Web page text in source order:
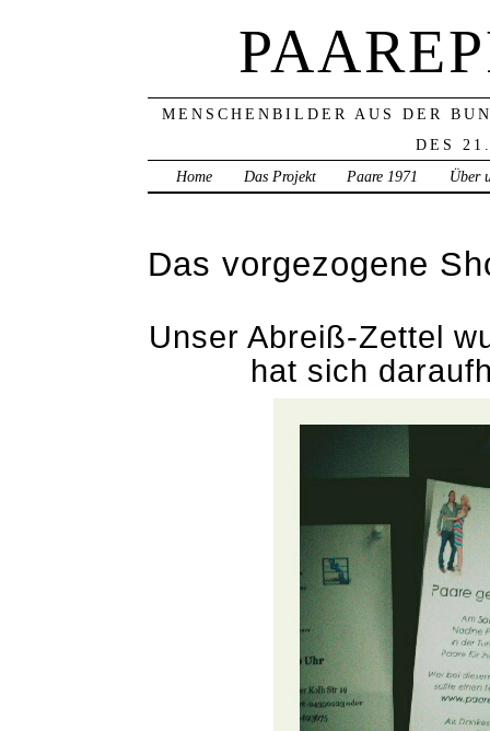
MENSCHENBILDER AUS DER
DES
Home
Das Projekt Paare 1971 Über
Das vorgezogene
Unser Abreiß-Zettel
hat sich